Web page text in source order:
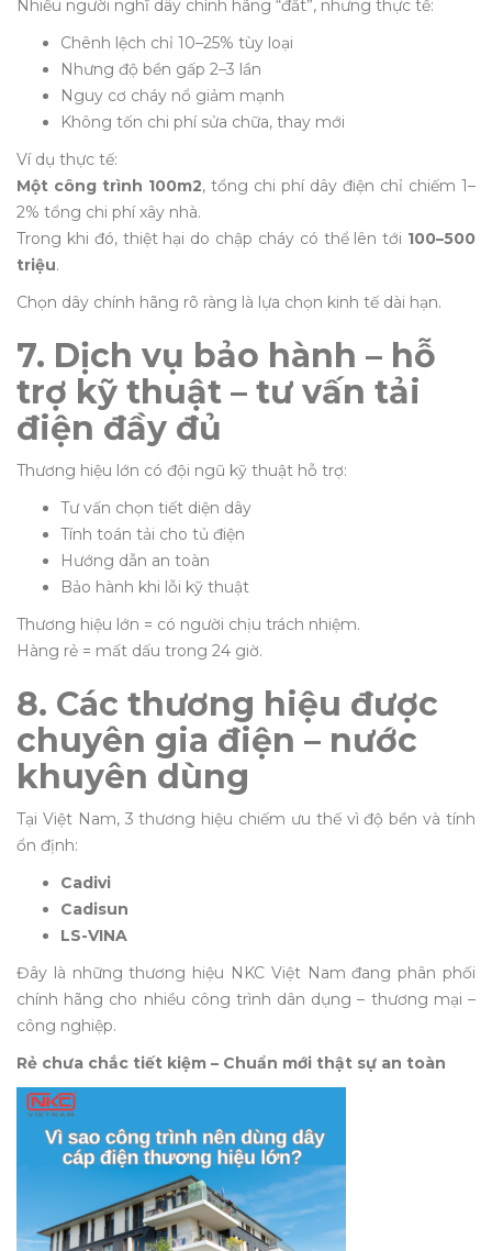
Nhiều người nghĩ dây chính hãng “đắt”, nhưng thực tế:
Chênh lệch chỉ 10–25% tùy loại
Nhưng độ bền gấp 2–3 lần
Nguy cơ cháy nổ giảm mạnh
Không tốn chi phí sửa chữa, thay mới
Ví dụ thực tế:
Một công trình 100m2, tổng chi phí dây điện chỉ chiếm 1–
2% tổng chi phí xây nhà.
Trong khi đó, thiệt hại do chập cháy có thể lên tới 100–500
triệu.
Chọn dây chính hãng rõ ràng là lựa chọn kinh tế dài hạn.
7. Dịch vụ bảo hành – hỗ
trợ kỹ thuật – tư vấn tải
điện đầy đủ
Thương hiệu lớn có đội ngũ kỹ thuật hỗ trợ:
Tư vấn chọn tiết diện dây
Tính toán tải cho tủ điện
Hướng dẫn an toàn
Bảo hành khi lỗi kỹ thuật
Thương hiệu lớn = có người chịu trách nhiệm.
Hàng rẻ = mất dấu trong 24 giờ.
8. Các thương hiệu được
chuyên gia điện – nước
khuyên dùng
Tại Việt Nam, 3 thương hiệu chiếm ưu thế vì độ bền và tính
ổn định:
Cadivi
Cadisun
LS-VINA
Đây là những thương hiệu NKC Việt Nam đang phân phối
chính hãng cho nhiều công trình dân dụng – thương mại –
công nghiệp.
Rẻ chưa chắc tiết kiệm – Chuẩn mới thật sự an toàn